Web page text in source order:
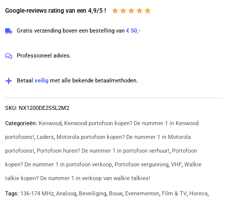
174
DMR
met
22M2
NX1200DE2S5L2M2
aantal
Google-reviews rating van een 4,9/5 ! ★★★★★
Gratis verzending boven een bestelling van € 50,-
Professioneel advies.
Betaal veilig met alle bekende betaalmethoden.
SKU: NX1200DE2S5L2M2
Categorieën: Kenwood, Kenwood portofoon kopen? De nummer 1 in Kenwood
portofoons!, Laders, Motorola portofoon kopen? De nummer 1 in Motorola
portofoons!, Portofoon huren? De nummer 1 in portofoon verhuur!, Portofoon
kopen? De nummer 1 in portofoon verkoop, Portofoon vergunning, VHF, Walkie
talkie kopen? De nummer 1 in verkoop van walkie talkies!
Tags: 136-174 MHz, Analoog, Beveiliging, Bouw, Evenementen, Film & TV, Horeca,